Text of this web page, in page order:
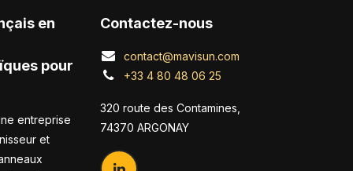
en
pour
entreprise
et
Contactez-nous
contact@mavisun.com
+33 4 80 48 06 25
320 route des Contamines,
74370 ARGONAY